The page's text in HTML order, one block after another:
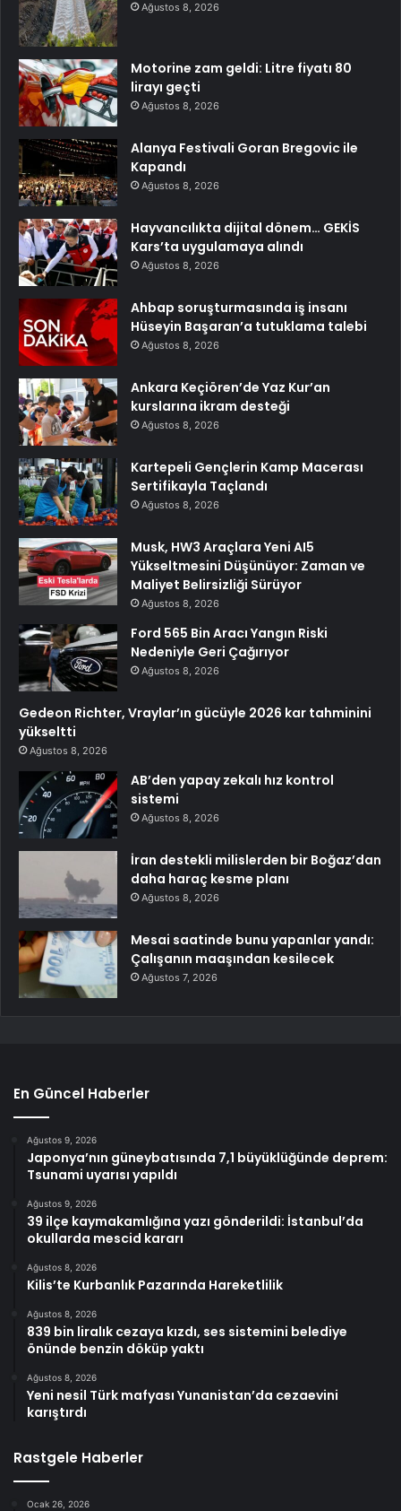
Ağustos 8, 2026
Motorine zam geldi: Litre fiyatı 80
lirayı geçti
Ağustos 8, 2026
Alanya Festivali Goran Bregovic ile
Kapandı
Ağustos 8, 2026
Hayvancılıkta dijital dönem… GEKİS
Kars’ta uygulamaya alındı
Ağustos 8, 2026
Ahbap soruşturmasında iş insanı
Hüseyin Başaran’a tutuklama talebi
Ağustos 8, 2026
Ankara Keçiören’de Yaz Kur’an
kurslarına ikram desteği
Ağustos 8, 2026
Kartepeli Gençlerin Kamp Macerası
Sertifikayla Taçlandı
Ağustos 8, 2026
Musk, HW3 Araçlara Yeni AI5
Yükseltmesini Düşünüyor: Zaman ve
Maliyet Belirsizliği Sürüyor
Ağustos 8, 2026
Ford 565 Bin Aracı Yangın Riski
Nedeniyle Geri Çağırıyor
Ağustos 8, 2026
Gedeon Richter, Vraylar’ın gücüyle 2026 kar tahminini
yükseltti
Ağustos 8, 2026
AB’den yapay zekalı hız kontrol
sistemi
Ağustos 8, 2026
İran destekli milislerden bir Boğaz’dan
daha haraç kesme planı
Ağustos 8, 2026
Mesai saatinde bunu yapanlar yandı:
Çalışanın maaşından kesilecek
Ağustos 7, 2026
En Güncel Haberler
Ağustos 9, 2026
Japonya’nın güneybatısında 7,1 büyüklüğünde deprem:
Tsunami uyarısı yapıldı
Ağustos 9, 2026
39 ilçe kaymakamlığına yazı gönderildi: İstanbul’da
okullarda mescid kararı
Ağustos 8, 2026
Kilis’te Kurbanlık Pazarında Hareketlilik
Ağustos 8, 2026
839 bin liralık cezaya kızdı, ses sistemini belediye
önünde benzin döküp yaktı
Ağustos 8, 2026
Yeni nesil Türk mafyası Yunanistan’da cezaevini
karıştırdı
Rastgele Haberler
Ocak 26, 2026